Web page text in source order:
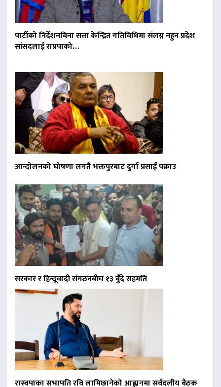
पार्टीको निर्देशनबिना सत्ता केन्द्रित गतिविधिमा संलग्न नहुन प्रदेश
सांसदलाई राप्रपाको…
आन्दोलनको घोषणा लगतै भक्तपुरबाट दुर्गा प्रसाईं पक्राउ
सरकार र हिन्दूवादी संगठनबीच १३ बुँदे सहमति
रास्वपाका सभापति रवि लामिछानेको आह्वानमा सर्वदलीय बैठक